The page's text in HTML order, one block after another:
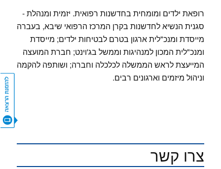
רופאת ילדים ומומחית בחדשנות רפואית. יזמית ומנהלת -
סגנית הנשיא לחדשנות בקרן המרכז הרפואי שיבא, בעברה
מייסדת ומנכ"לית ארגון בטרם לבטיחות ילדים; מייסדת
ומנכ"לית המכון למנהיגות וממשל בג'וינט; חברת המועצה
המייעצת לראש הממשלה לכלכלה וחברה; ושותפה להקמה
וניהול מיזמים וארגונים רבים.
צרו קשר
CONTACT US